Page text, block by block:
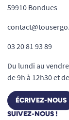
an)
REMARQUE
avec les
aux marches
59910 Bondues
03 20 81 93 89
Du lundi au
de 9h à 12h30 et
ÉCRIVEZ-NOUS
SUIVEZ-NOUS !